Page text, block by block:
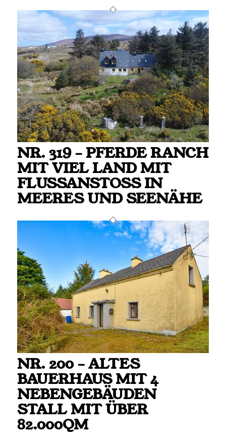
NR. 319 – PFERDE RANCH
MIT VIEL LAND MIT
FLUSSANSTOSS IN ME
ERES UND SEENÄHE
NR. 200 – ALTES
BAUERHAUS MIT 4
NEBENGEBÄUDEN
STALL MIT ÜBER
82.000QM